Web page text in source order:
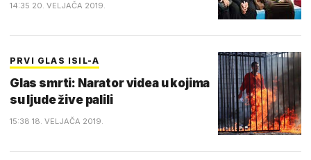
14:35 20. VELJAČA 2019.
PRVI GLAS ISIL-A
Glas smrti: Narator videa u kojima
su ljude žive palili
15:38 18. VELJAČA 2019.